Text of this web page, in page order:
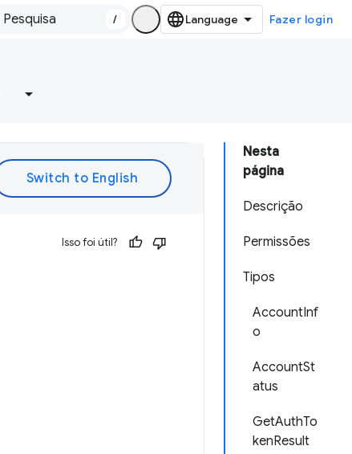
/ Fazer login
Nesta
página
Descrição
Permissões
Tipos
AccountInf
o
AccountSt
atus
GetAuthTo
kenResult
Isso foi útil?